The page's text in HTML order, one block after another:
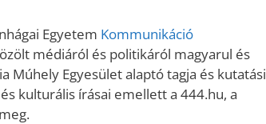
Egyetem Kommunikáció
médiáról és politikáról magyarul és
Múhely Egyesület alaptó tagja és kutatási
kulturális írásai emellett a 444.hu, a